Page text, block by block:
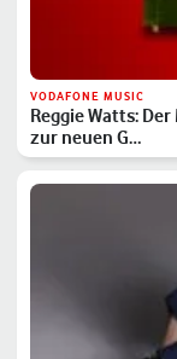
VODAFONE MUSIC
Reggie Watts:
zur neuen G…